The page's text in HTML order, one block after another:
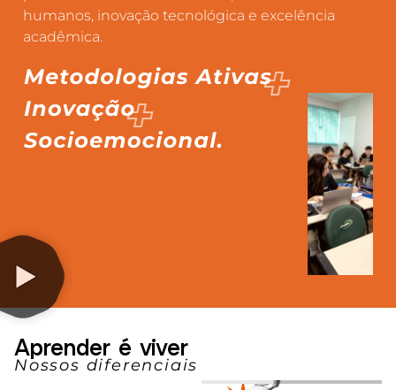
humanos, inovação tecnológica e excelência
acadêmica.
Aprender é viver
Nossos diferenciais